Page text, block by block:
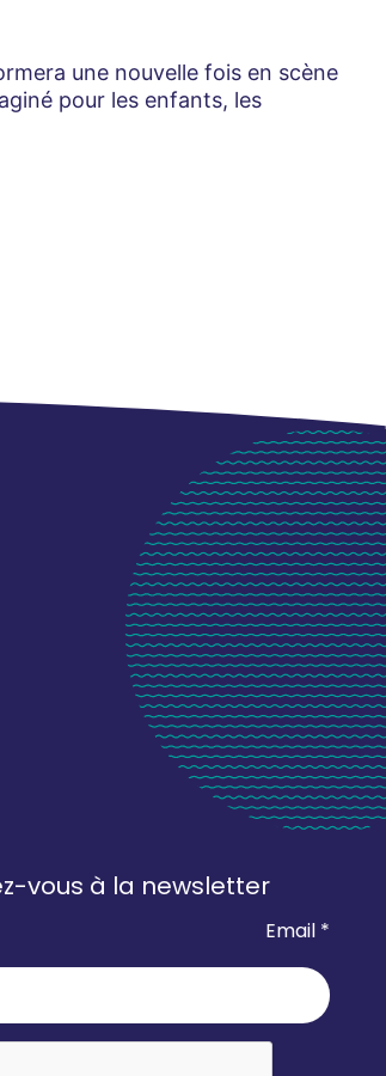
une nouvelle fois en scène
pour les enfants, les
vous à la newsletter
Email *